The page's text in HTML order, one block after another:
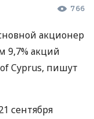
766
акционер
9,7% акций
Cyprus, пишут
сентября